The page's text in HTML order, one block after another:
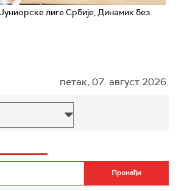
лиге Србије, Динамик без
петак, 07. август 2026.